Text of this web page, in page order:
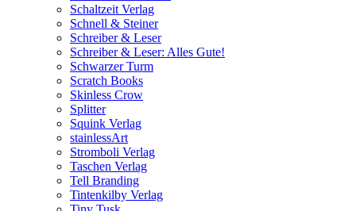
Schaltzeit Verlag
Schnell & Steiner
Schreiber & Leser
Schreiber & Leser: Alles Gute!
Schwarzer Turm
Scratch Books
Skinless Crow
Splitter
Squink Verlag
stainlessArt
Stromboli Verlag
Taschen Verlag
Tell Branding
Tintenkilby Verlag